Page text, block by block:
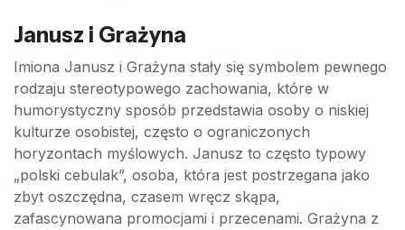
Janusz i Grażyna
Imiona Janusz i Grażyna stały się symbolem pewnego
rodzaju stereotypowego zachowania, które w
humorystyczny sposób przedstawia osoby o niskiej
kulturze osobistej, często o ograniczonych
horyzontach myślowych. Janusz to często typowy
„polski cebulak”, osoba, która jest postrzegana jako
zbyt oszczędna, czasem wręcz skąpa,
zafascynowana promocjami i przecenami. Grażyna z